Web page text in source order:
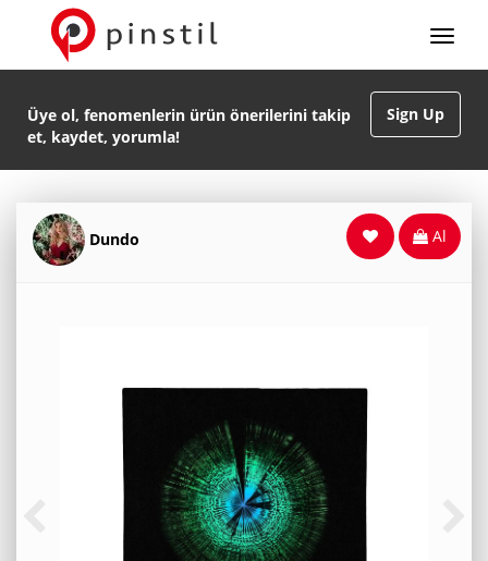
Sign Up
Üye ol, fenomenlerin ürün önerilerini takip
et, kaydet, yorumla!
Dundo Al